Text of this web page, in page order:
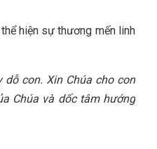
hiện sự thương mến linh
con. Xin Chúa cho con
Chúa và dốc tâm hướng